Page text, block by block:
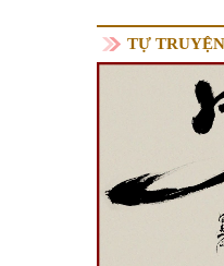
TỰ TRUYỆN